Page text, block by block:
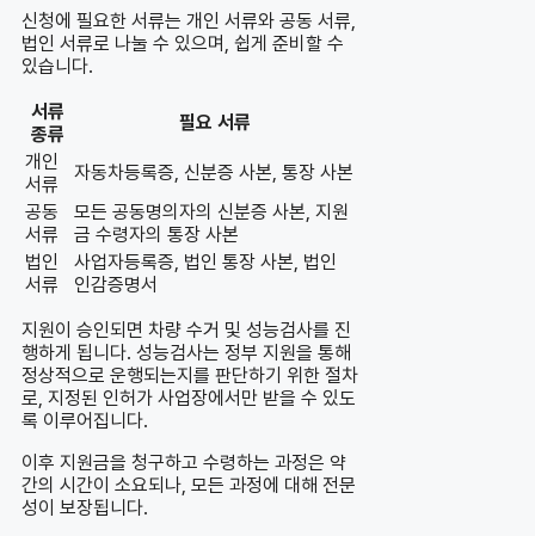
신청에 필요한 서류는 개인 서류와 공동 서류,
법인 서류로 나눌 수 있으며, 쉽게 준비할 수
있습니다.
서류
종류
필요 서류
개인
서류
자동차등록증, 신분증 사본, 통장 사본
공동
서류
모든 공동명의자의 신분증 사본, 지원
금 수령자의 통장 사본
법인
서류
사업자등록증, 법인 통장 사본, 법인
인감증명서
지원이 승인되면 차량 수거 및 성능검사를 진
행하게 됩니다. 성능검사는 정부 지원을 통해
정상적으로 운행되는지를 판단하기 위한 절차
로, 지정된 인허가 사업장에서만 받을 수 있도
록 이루어집니다.
이후 지원금을 청구하고 수령하는 과정은 약
간의 시간이 소요되나, 모든 과정에 대해 전문
성이 보장됩니다.